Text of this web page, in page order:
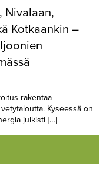
Nivalaan,
Kotkaankin –
rakentaa
Kyseessä on
julkisti […]